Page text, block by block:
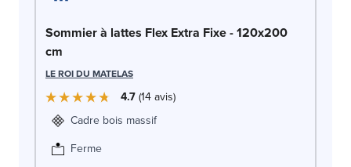
Sommier à lattes Flex Extra Fixe - 120x200
cm
LE ROI DU MATELAS
4.7 14avis
Cadre bois massif
Ferme